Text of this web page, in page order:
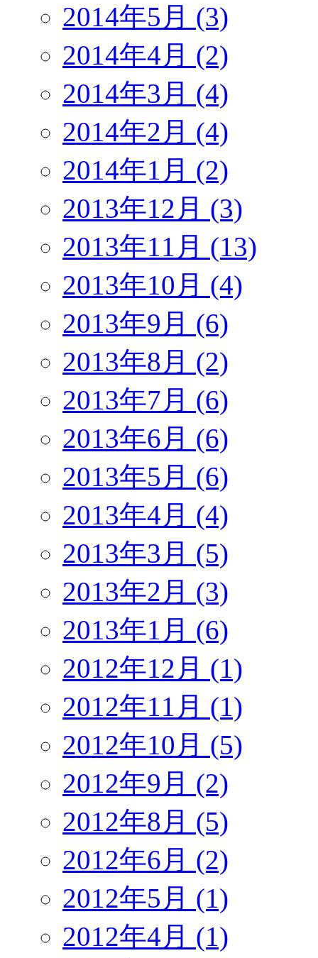
2014年5月 (3)
2014年4月 (2)
2014年3月 (4)
2014年2月 (4)
2014年1月 (2)
2013年12月 (3)
2013年11月 (13)
2013年10月 (4)
2013年9月 (6)
2013年8月 (2)
2013年7月 (6)
2013年6月 (6)
2013年5月 (6)
2013年4月 (4)
2013年3月 (5)
2013年2月 (3)
2013年1月 (6)
2012年12月 (1)
2012年11月 (1)
2012年10月 (5)
2012年9月 (2)
2012年8月 (5)
2012年6月 (2)
2012年5月 (1)
2012年4月 (1)